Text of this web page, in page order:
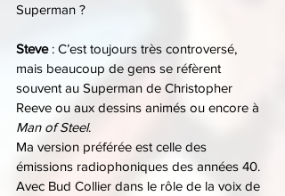
Superman ?
Steve : C’est toujours très controversé,
mais beaucoup de gens se réfèrent
souvent au Superman de Christopher
Reeve ou aux dessins animés ou encore à
Man of Steel.
Ma version préférée est celle des
émissions radiophoniques des années 40.
Avec Bud Collier dans le rôle de la voix de